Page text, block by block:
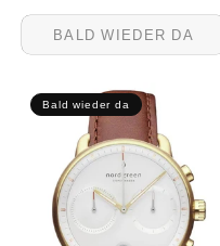
PREIS
BALD WIEDER DA
Bald wieder da